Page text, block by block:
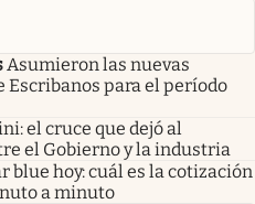
Asumieron las nuevas
Escribanos para el período
el cruce que dejó al
el Gobierno y la industria
blue hoy: cuál es la cotización
a minuto